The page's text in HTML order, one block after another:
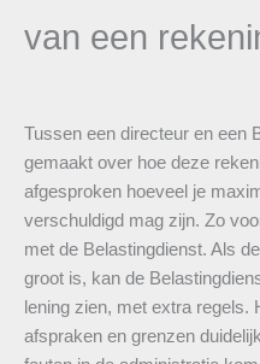
van een
Tussen een directeur en een
gemaakt over hoe deze
afgesproken hoeveel je
verschuldigd mag zijn. Zo
met de Belastingdienst. Als
groot is, kan de
lening zien, met extra regels.
afspraken en grenzen